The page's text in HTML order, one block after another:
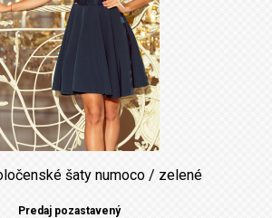
šaty numoco / zelené
Predaj pozastavený